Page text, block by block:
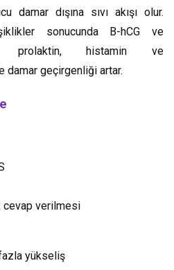
damar dışına sıvı akışı olur.
sonucunda B-hCG ve
prolaktin, histamin ve
geçirgenliği artar.
cevap verilmesi
yükseliş